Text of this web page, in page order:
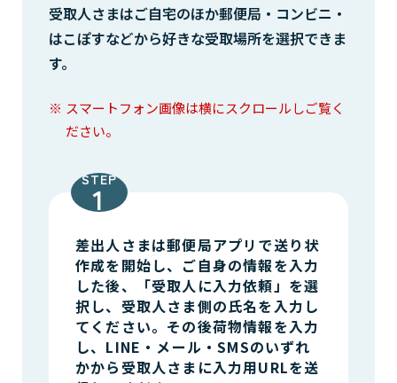
受取人さまはご自宅のほか郵便局・コンビニ・
はこぽすなどから好きな受取場所を選択できま
す。
スマートフォン画像は横にスクロールしご覧く
ださい。
STEP
差出人さまは郵便局アプリで送り状
作成を開始し、ご自身の情報を入力
した後、「受取人に入力依頼」を選
択し、受取人さま側の氏名を入力し
てください。その後荷物情報を入力
し、LINE・メール・SMSのいずれ
かから受取人さまに入力用URLを送